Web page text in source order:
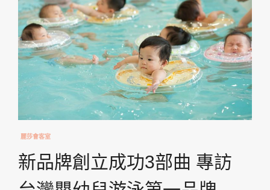
麗莎會客室
新品牌創立成功3部曲 專訪